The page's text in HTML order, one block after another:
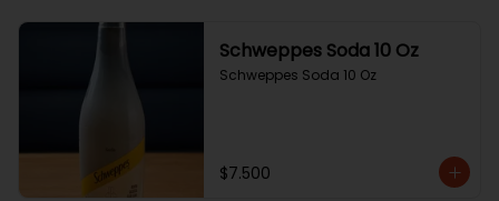
Schweppes Soda 10 Oz
Schweppes Soda 10 Oz
$7.500